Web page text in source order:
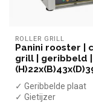
ROLLER GRILL
Panini rooster |
grill | geribbeld |
✓ Geribbelde plaat
✓ Gietijzer